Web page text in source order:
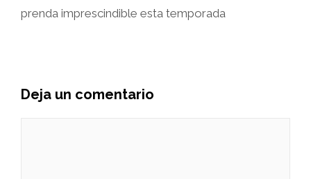
prenda imprescindible esta temporada
Deja un comentario